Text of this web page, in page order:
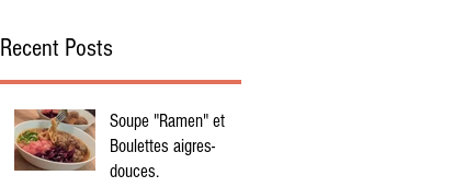
Recent Posts
Soupe "Ramen" et
Boulettes aigres-
douces.